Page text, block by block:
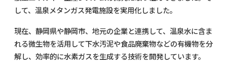
して、温泉メタンガス発電施設を実用化しました。
現在、静岡県や静岡市、地元の企業と連携して、温泉水に含ま
れる微生物を活用して下水汚泥や食品廃棄物などの有機物を分
解し、効率的に水素ガスを生成する技術を開発しています。